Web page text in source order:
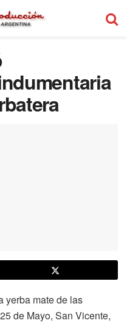
yerba mate de las
de Mayo, San Vicente,